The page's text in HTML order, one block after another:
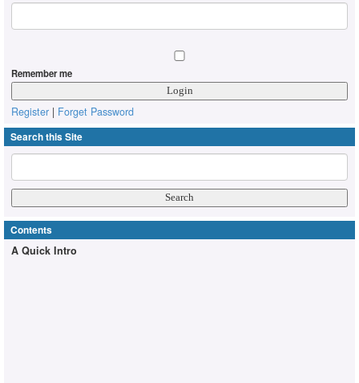
Remember me
Register | Forget Password
Search this Site
Contents
A Quick Intro